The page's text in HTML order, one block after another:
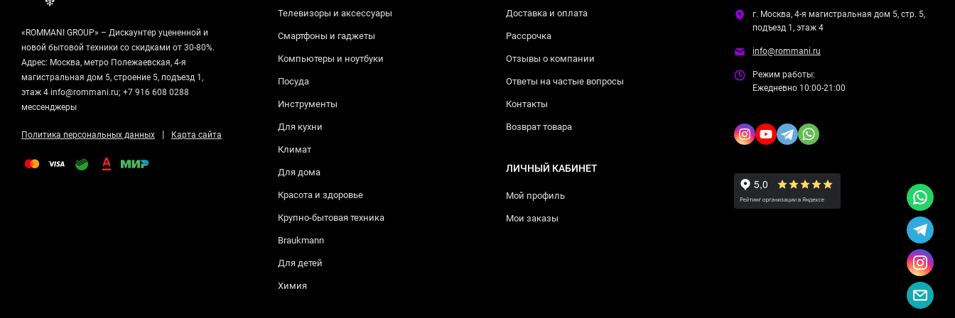
«ROMMANI GROUP» – Дискаунтер уцененной и
новой бытовой техники со скидками от 30-80%.
Адрес: Москва, метро Полежаевская, 4-я
магистральная дом 5, строение 5, подъезд 1,
этаж 4 info@rommani.ru; +7 916 608 0288
мессенджеры
Политика персональных данных | Карта сайта
Телевизоры и аксессуары
Смартфоны и гаджеты
Компьютеры и ноутбуки
Посуда
Инструменты
Для кухни
Климат
Для дома
Красота и здоровье
Крупно-бытовая техника
Braukmann
Для детей
Химия
Доставка и оплата
Рассрочка
Отзывы о компании
Ответы на частые вопросы
Контакты
Возврат товара
ЛИЧНЫЙ КАБИНЕТ
Мой профиль
Мои заказы
г. Москва, 4-я магистральная дом 5, стр. 5,
подъезд 1, этаж 4
info@rommani.ru
Режим работы:
Ежедневно 10:00-21:00